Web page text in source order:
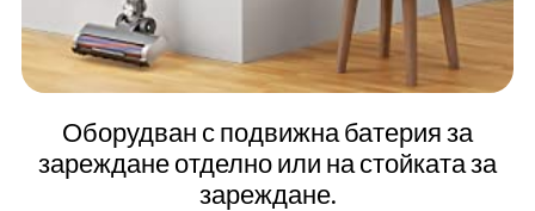
Оборудван с подвижна батерия за
зареждане отделно или на стойката за
зареждане.